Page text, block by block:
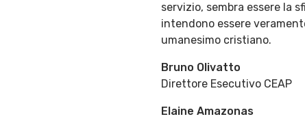
servizio, sembra essere la
intendono essere
umanesimo cristiano.
Bruno Olivatto
Direttore Esecutivo CEAP
Elaine Amazonas